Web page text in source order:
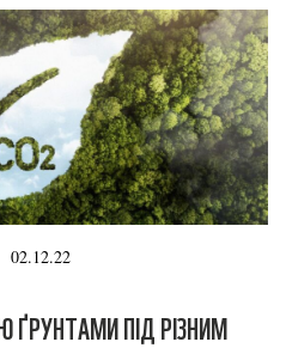
02.12.22
ҐРУНТАМИ ПІД РІЗНИМ